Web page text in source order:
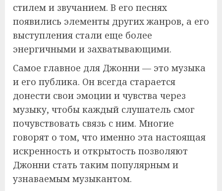
стилем и звучанием. В его песнях
появились элементы других жанров, а его
выступления стали еще более
энергичными и захватывающими.
Самое главное для Джонни — это музыка
и его публика. Он всегда старается
донести свои эмоции и чувства через
музыку, чтобы каждый слушатель смог
почувствовать связь с ним. Многие
говорят о том, что именно эта настоящая
искренность и открытость позволяют
Джонни стать таким популярным и
узнаваемым музыкантом.